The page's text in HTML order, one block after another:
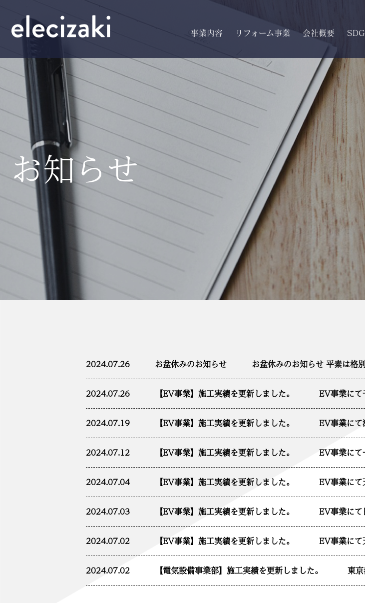
事業内容 リフォーム事業 会社概要
お知らせ
2024.07.26 お盆休みのお知らせ お盆休みのお知らせ 平素は格
2024.07.26 【EV事業】施工実績を更新しました。 EV事業に
2024.07.19 【EV事業】施工実績を更新しました。 EV事業に
2024.07.12 【EV事業】施工実績を更新しました。 EV事業に
2024.07.04 【EV事業】施工実績を更新しました。 EV事業に
2024.07.03 【EV事業】施工実績を更新しました。 EV事業に
2024.07.02 【EV事業】施工実績を更新しました。 EV事業に
2024.07.02 【電気設備事業部】施工実績を更新しました。 東